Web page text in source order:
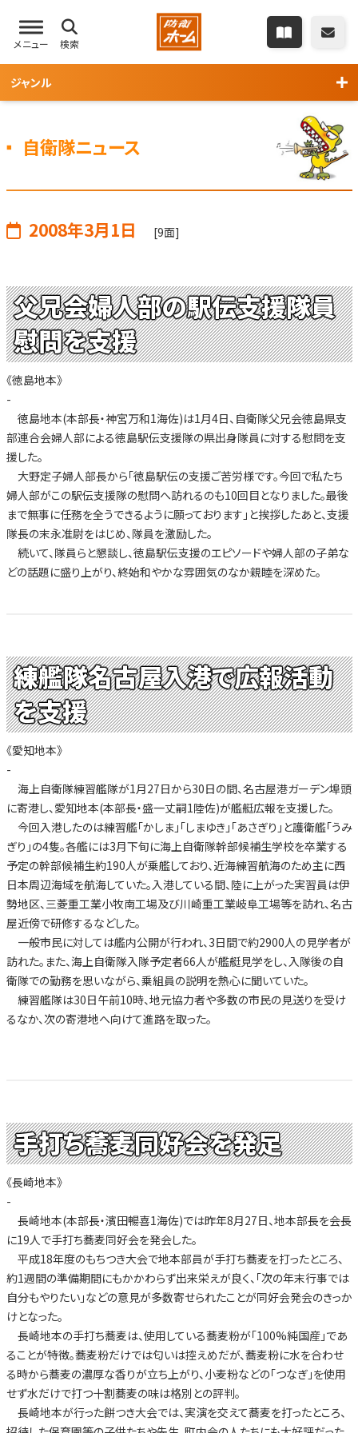
メニュー 検索
ジャンル
自衛隊ニュース
2008年3月1日 [9面]
父兄会婦人部の駅伝支援隊員
慰問を支援
《徳島地本》
-
徳島地本(本部長・神宮万和1海佐)は1月4日、自衛隊父兄会徳島県支
部連合会婦人部による徳島駅伝支援隊の県出身隊員に対する慰問を支
援した。
大野定子婦人部長から「徳島駅伝の支援ご苦労様です。今回で私たち
婦人部がこの駅伝支援隊の慰問へ訪れるのも10回目となりました。最後
まで無事に任務を全うできるように願っております」と挨拶したあと、支援
隊長の末永准尉をはじめ、隊員を激励した。
続いて、隊員らと懇談し、徳島駅伝支援のエピソードや婦人部の子弟な
どの話題に盛り上がり、終始和やかな雰囲気のなか親睦を深めた。
練艦隊名古屋入港で広報活動
を支援
《愛知地本》
-
海上自衛隊練習艦隊が1月27日から30日の間、名古屋港ガーデン埠頭
に寄港し、愛知地本(本部長・盛一丈嗣1陸佐)が艦艇広報を支援した。
今回入港したのは練習艦「かしま」「しまゆき」「あさぎり」と護衛艦「うみ
ぎり」の4隻。各艦には3月下旬に海上自衛隊幹部候補生学校を卒業する
予定の幹部候補生約190人が乗艦しており、近海練習航海のため主に西
日本周辺海域を航海していた。入港している間、陸に上がった実習員は伊
勢地区、三菱重工業小牧南工場及び川崎重工業岐阜工場等を訪れ、名古
屋近傍で研修するなどした。
一般市民に対しては艦内公開が行われ、3日間で約2900人の見学者が
訪れた。また、海上自衛隊入隊予定者66人が艦艇見学をし、入隊後の自
衛隊での勤務を思いながら、乗組員の説明を熱心に聞いていた。
練習艦隊は30日午前10時、地元協力者や多数の市民の見送りを受け
るなか、次の寄港地へ向けて進路を取った。
手打ち蕎麦同好会を発足
《長崎地本》
-
長崎地本(本部長・濱田暢喜1海佐)では昨年8月27日、地本部長を会長
に19人で手打ち蕎麦同好会を発会した。
平成18年度のもちつき大会で地本部員が手打ち蕎麦を打ったところ、
約1週間の準備期間にもかかわらず出来栄えが良く、「次の年末行事では
自分もやりたい」などの意見が多数寄せられたことが同好会発会のきっか
けとなった。
長崎地本の手打ち蕎麦は、使用している蕎麦粉が「100%純国産」であ
ることが特徴。蕎麦粉だけでは匂いは控えめだが、蕎麦粉に水を合わせ
る時から蕎麦の濃厚な香りが立ち上がり、小麦粉などの「つなぎ」を使用
せず水だけで打つ十割蕎麦の味は格別との評判。
長崎地本が行った餅つき大会では、実演を交えて蕎麦を打ったところ、